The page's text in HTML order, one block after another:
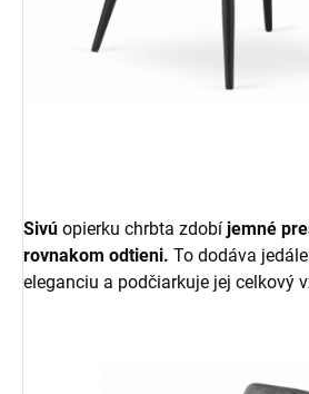
Sivú opierku chrbta zdobí jemné
rovnakom odtieni. To dodáva
eleganciu a podčiarkuje jej celkový